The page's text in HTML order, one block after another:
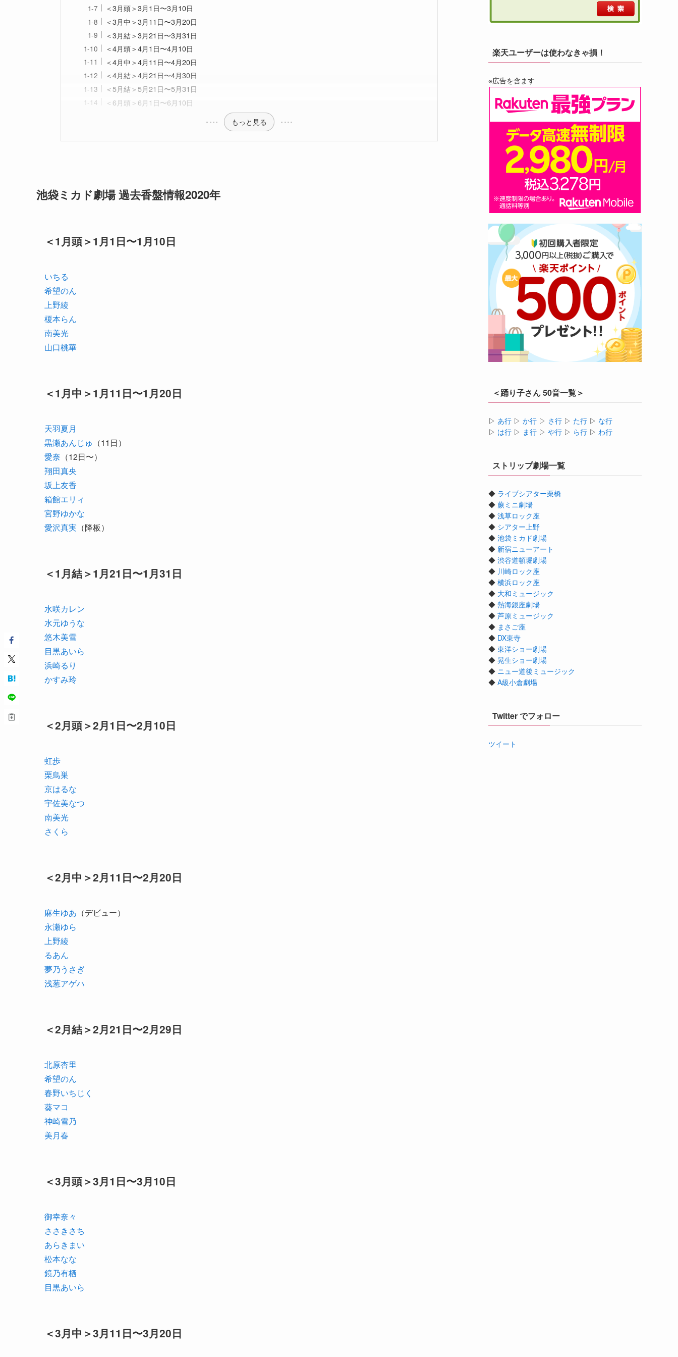
＜3月頭＞3月1日〜3月10日
＜3月中＞3月11日〜3月20日
＜3月結＞3月21日〜3月31日
＜4月頭＞4月1日〜4月10日
＜4月中＞4月11日〜4月20日
＜4月結＞4月21日〜4月30日
＜5月結＞5月21日〜5月31日
＜6月頭＞6月1日〜6月10日
もっと見る
池袋ミカド劇場 過去香盤情報2020年
＜1月頭＞1月1日〜1月10日
いちる
希望のん
上野綾
榎本らん
南美光
山口桃華
＜1月中＞1月11日〜1月20日
天羽夏月
黒瀬あんじゅ （11日）
愛奈 （12日〜）
翔田真央
坂上友香
箱館エリィ
宮野ゆかな
愛沢真実 （降板）
＜1月結＞1月21日〜1月31日
水咲カレン
水元ゆうな
悠木美雪
目黒あいら
浜崎るり
かすみ玲
＜2月頭＞2月1日〜2月10日
虹歩
栗鳥巣
京はるな
宇佐美なつ
南美光
さくら
＜2月中＞2月11日〜2月20日
麻生ゆあ （デビュー）
永瀬ゆら
上野綾
るあん
夢乃うさぎ
浅葱アゲハ
＜2月結＞2月21日〜2月29日
北原杏里
希望のん
春野いちじく
葵マコ
神崎雪乃
美月春
＜3月頭＞3月1日〜3月10日
御幸奈々
ささきさち
あらきまい
松本なな
鏡乃有栖
目黒あいら
＜3月中＞3月11日〜3月20日
楽天ユーザーは使わなきゃ損！
※広告を含ます
＜踊り子さん 50音一覧＞
▷ あ行 ▷ か行 ▷ さ行 ▷ た行 ▷ な行
▷ は行 ▷ ま行 ▷ や行 ▷ ら行 ▷ わ行
ストリップ劇場一覧
◆ ライブシアター栗橋
◆ 蕨ミニ劇場
◆ 浅草ロック座
◆ シアター上野
◆ 池袋ミカド劇場
◆ 新宿ニューアート
◆ 渋谷道頓堀劇場
◆ 川崎ロック座
◆ 横浜ロック座
◆ 大和ミュージック
◆ 熱海銀座劇場
◆ 芦原ミュージック
◆ まさご座
◆ DX東寺
◆ 東洋ショー劇場
◆ 晃生ショー劇場
◆ ニュー道後ミュージック
◆ A級小倉劇場
Twitter でフォロー
ツイート